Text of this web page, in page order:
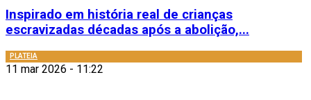
Inspirado em história real de crianças
escravizadas décadas após a abolição,...
PLATEIA
11 mar 2026 - 11:22